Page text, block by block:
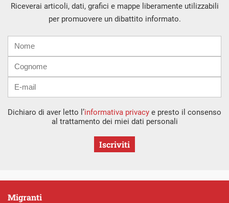
Riceverai articoli, dati, grafici e mappe liberamente utilizzabili
per promuovere un dibattito informato.
mail
Dichiaro di aver letto l’informativa privacy e presto il consenso
al trattamento dei miei dati personali
Iscriviti
Migranti